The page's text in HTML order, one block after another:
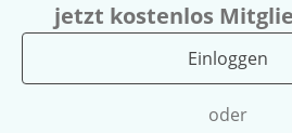
jetzt kostenlos
Einloggen
oder